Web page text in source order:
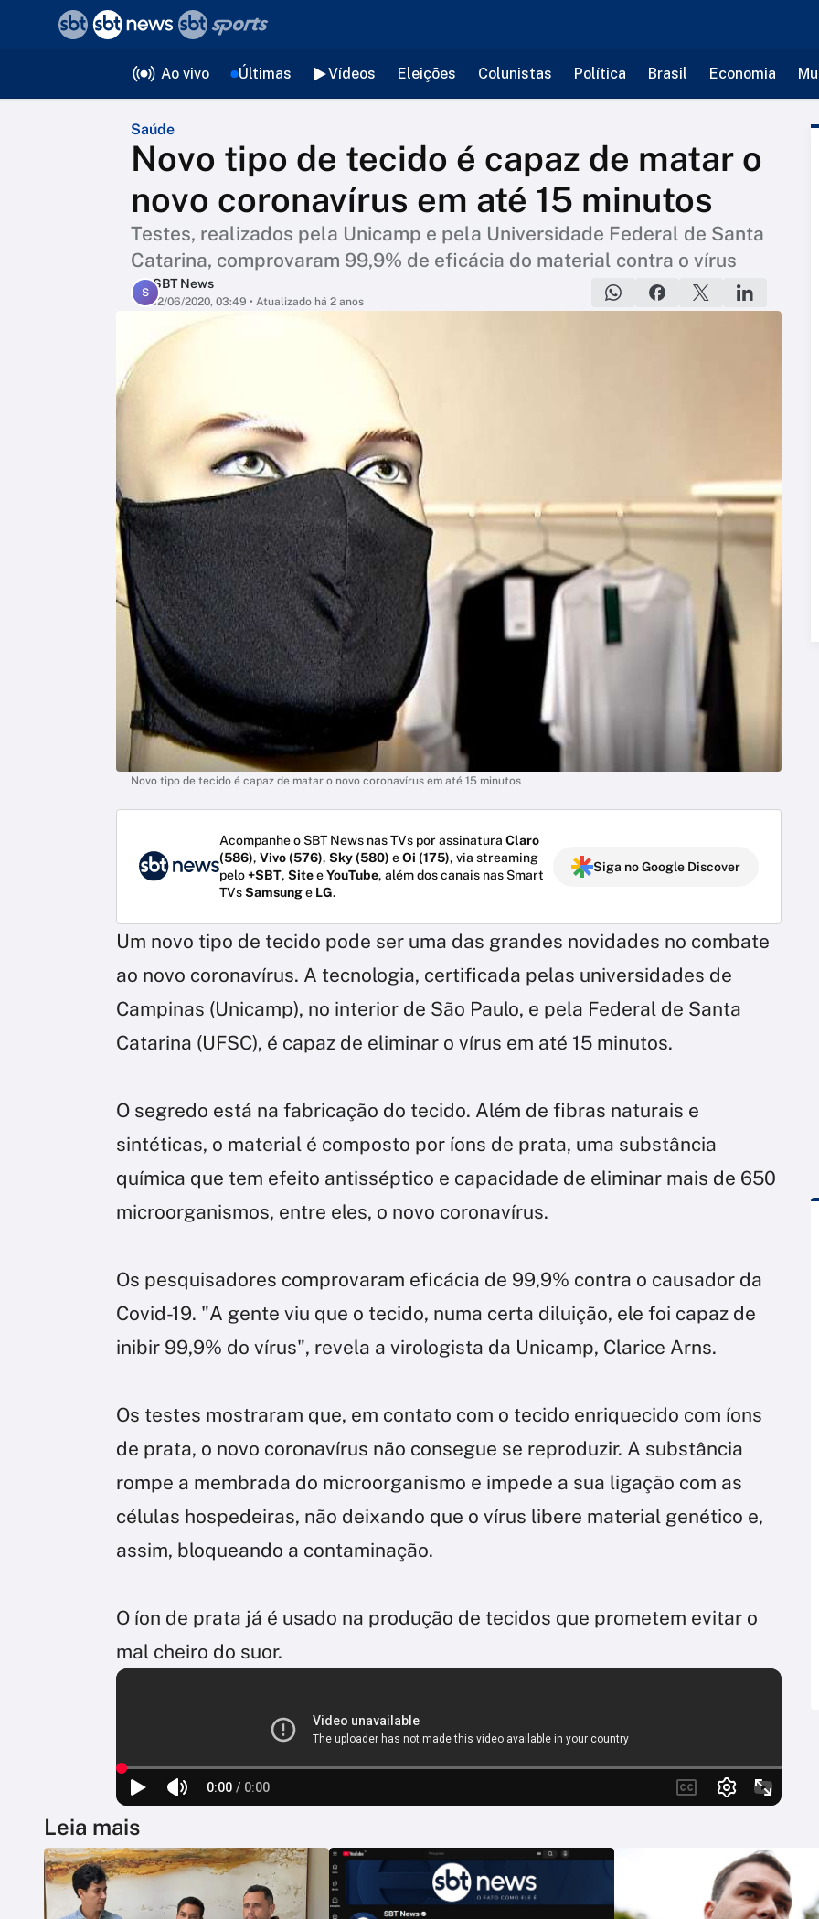
Ao vivo Últimas Vídeos Eleições Colunistas Política Brasil Economia
Saúde
Novo tipo de tecido é capaz de matar o
novo coronavírus em até 15 minutos
Testes, realizados pela Unicamp e pela Universidade Federal de Santa
Catarina, comprovaram 99,9% de eficácia do material contra o vírus
S
SBT News
12/06/2020, 03:49 • Atualizado há 2 anos
Novo tipo de tecido é capaz de matar o novo coronavírus em até 15 minutos
Acompanhe o SBT News nas TVs por assinatura Claro
(586), Vivo (576), Sky (580) eOi (175), via streaming
pelo+SBT, SiteeYouTube, além dos canais nas Smart
TVsSamsunge LG.
Siga no Google Discover
Um novo tipo de tecido pode ser uma das grandes novidades no combate
ao novo coronavírus. A tecnologia, certificada pelas universidades de
Campinas (Unicamp), no interior de São Paulo, e pela Federal de Santa
Catarina (UFSC), é capaz de eliminar o vírus em até 15 minutos.
O segredo está na fabricação do tecido. Além de fibras naturais e
sintéticas, o material é composto por íons de prata, uma substância
química que tem efeito antisséptico e capacidade de eliminar mais de 650
microorganismos, entre eles, o novo coronavírus.
Os pesquisadores comprovaram eficácia de 99,9% contra o causador da
Covid-19. "A gente viu que o tecido, numa certa diluição, ele foi capaz de
inibir 99,9% do vírus", revela a virologista da Unicamp, Clarice Arns.
Os testes mostraram que, em contato com o tecido enriquecido com íons
de prata, o novo coronavírus não consegue se reproduzir. A substância
rompe a membrada do microorganismo e impede a sua ligação com as
células hospedeiras, não deixando que o vírus libere material genético e,
assim, bloqueando a contaminação.
O íon de prata já é usado na produção de tecidos que prometem evitar o
mal cheiro do suor.
Leia mais
voltar
Editorias